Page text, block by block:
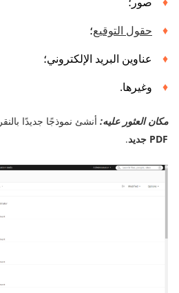
حقول التوقيع؛
عناوين البريد الإلكتروني؛
وغيرها.
مكان العثور عليه: أنشئ نموذجًا جديدًا بالنقر
PDF جديد
.